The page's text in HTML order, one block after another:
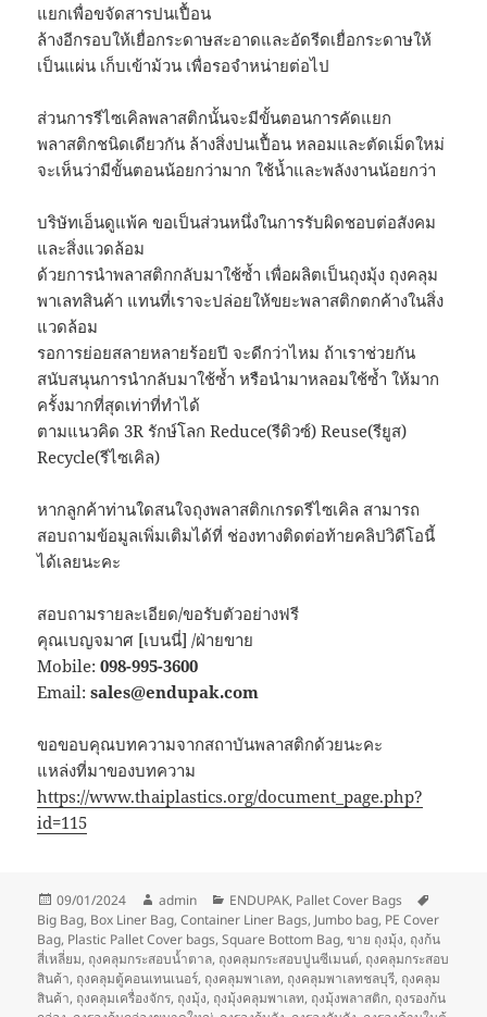
แยกเพื่อขจัดสารปนเปื้อน
ล้างอีกรอบให้เยื่อกระดาษสะอาดและอัดรีดเยื่อกระดาษให้
เป็นแผ่น เก็บเข้าม้วน เพื่อรอจำหน่ายต่อไป
ส่วนการรีไซเคิลพลาสติกนั้นจะมีขั้นตอนการคัดแยก
พลาสติกชนิดเดียวกัน ล้างสิ่งปนเปื้อน หลอมและตัดเม็ดใหม่
จะเห็นว่ามีขั้นตอนน้อยกว่ามาก ใช้น้ำและพลังงานน้อยกว่า
บริษัทเอ็นดูแพ้ค ขอเป็นส่วนหนึ่งในการรับผิดชอบต่อสังคม
และสิ่งแวดล้อม
ด้วยการนำพลาสติกกลับมาใช้ซ้ำ เพื่อผลิตเป็นถุงมุ้ง ถุงคลุม
พาเลทสินค้า แทนที่เราจะปล่อยให้ขยะพลาสติกตกค้างในสิ่ง
แวดล้อม
รอการย่อยสลายหลายร้อยปี จะดีกว่าไหม ถ้าเราช่วยกัน
สนับสนุนการนำกลับมาใช้ซ้ำ หรือนำมาหลอมใช้ซ้ำ ให้มาก
ครั้งมากที่สุดเท่าที่ทำได้
ตามแนวคิด 3R รักษ์โลก Reduce(รีดิวซ์) Reuse(รียูส)
Recycle(รีไซเคิล)
หากลูกค้าท่านใดสนใจถุงพลาสติกเกรดรีไซเคิล สามารถ
สอบถามข้อมูลเพิ่มเติมได้ที่ ช่องทางติดต่อท้ายคลิปวิดีโอนี้
ได้เลยนะคะ
สอบถามรายละเอียด/ขอรับตัวอย่างฟรี
คุณเบญจมาศ [เบนนี่] /ฝ่ายขาย
Mobile:098-995-3600
Email:sales@endupak.com
ขอขอบคุณบทความจากสถาบันพลาสติกด้วยนะคะ
แหล่งที่มาของบทความ
https://www.thaiplastics.org/document_page.php?
id=115
Posted
on
09/01/2024 Author
admin Categories
ENDUPAK, Pallet Cover Bags
Big Bag, Box Liner Bag,Container Liner Bags, Jumbo bag, PE Cover
Bag, Plastic Pallet Cover bags,Square Bottom Bag,ขาย ถุงมุ้ง, ถุงก้น
สี่เหลี่ยม, ถุงคลุมกระสอบน้ำตาล, ถุงคลุมกระสอบปูนซีเมนต์, ถุงคลุมกระสอบ
สินค้า, ถุงคลุมตู้คอนเทนเนอร์, ถุงคลุมพาเลท, ถุงคลุมพาเลทชลบุรี, ถุงคลุม
สินค้า, ถุงคลุมเครื่องจักร, ถุงมุ้ง, ถุงมุ้งคลุมพาเลท, ถุงมุ้งพลาสติก, ถุงรองก้น